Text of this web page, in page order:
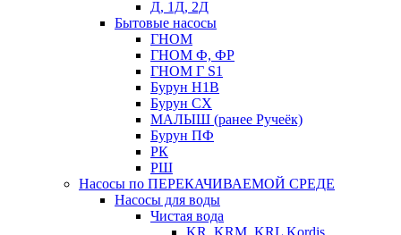
Д, 1Д, 2Д
Бытовые насосы
ГНОМ
ГНОМ Ф, ФР
ГНОМ Г S1
Бурун Н1В
Бурун СХ
МАЛЫШ (ранее Ручеёк)
Бурун ПФ
РК
РШ
Насосы по ПЕРЕКАЧИВАЕМОЙ СРЕДЕ
Насосы для воды
Чистая вода
KR, KRM, KRL Kordis